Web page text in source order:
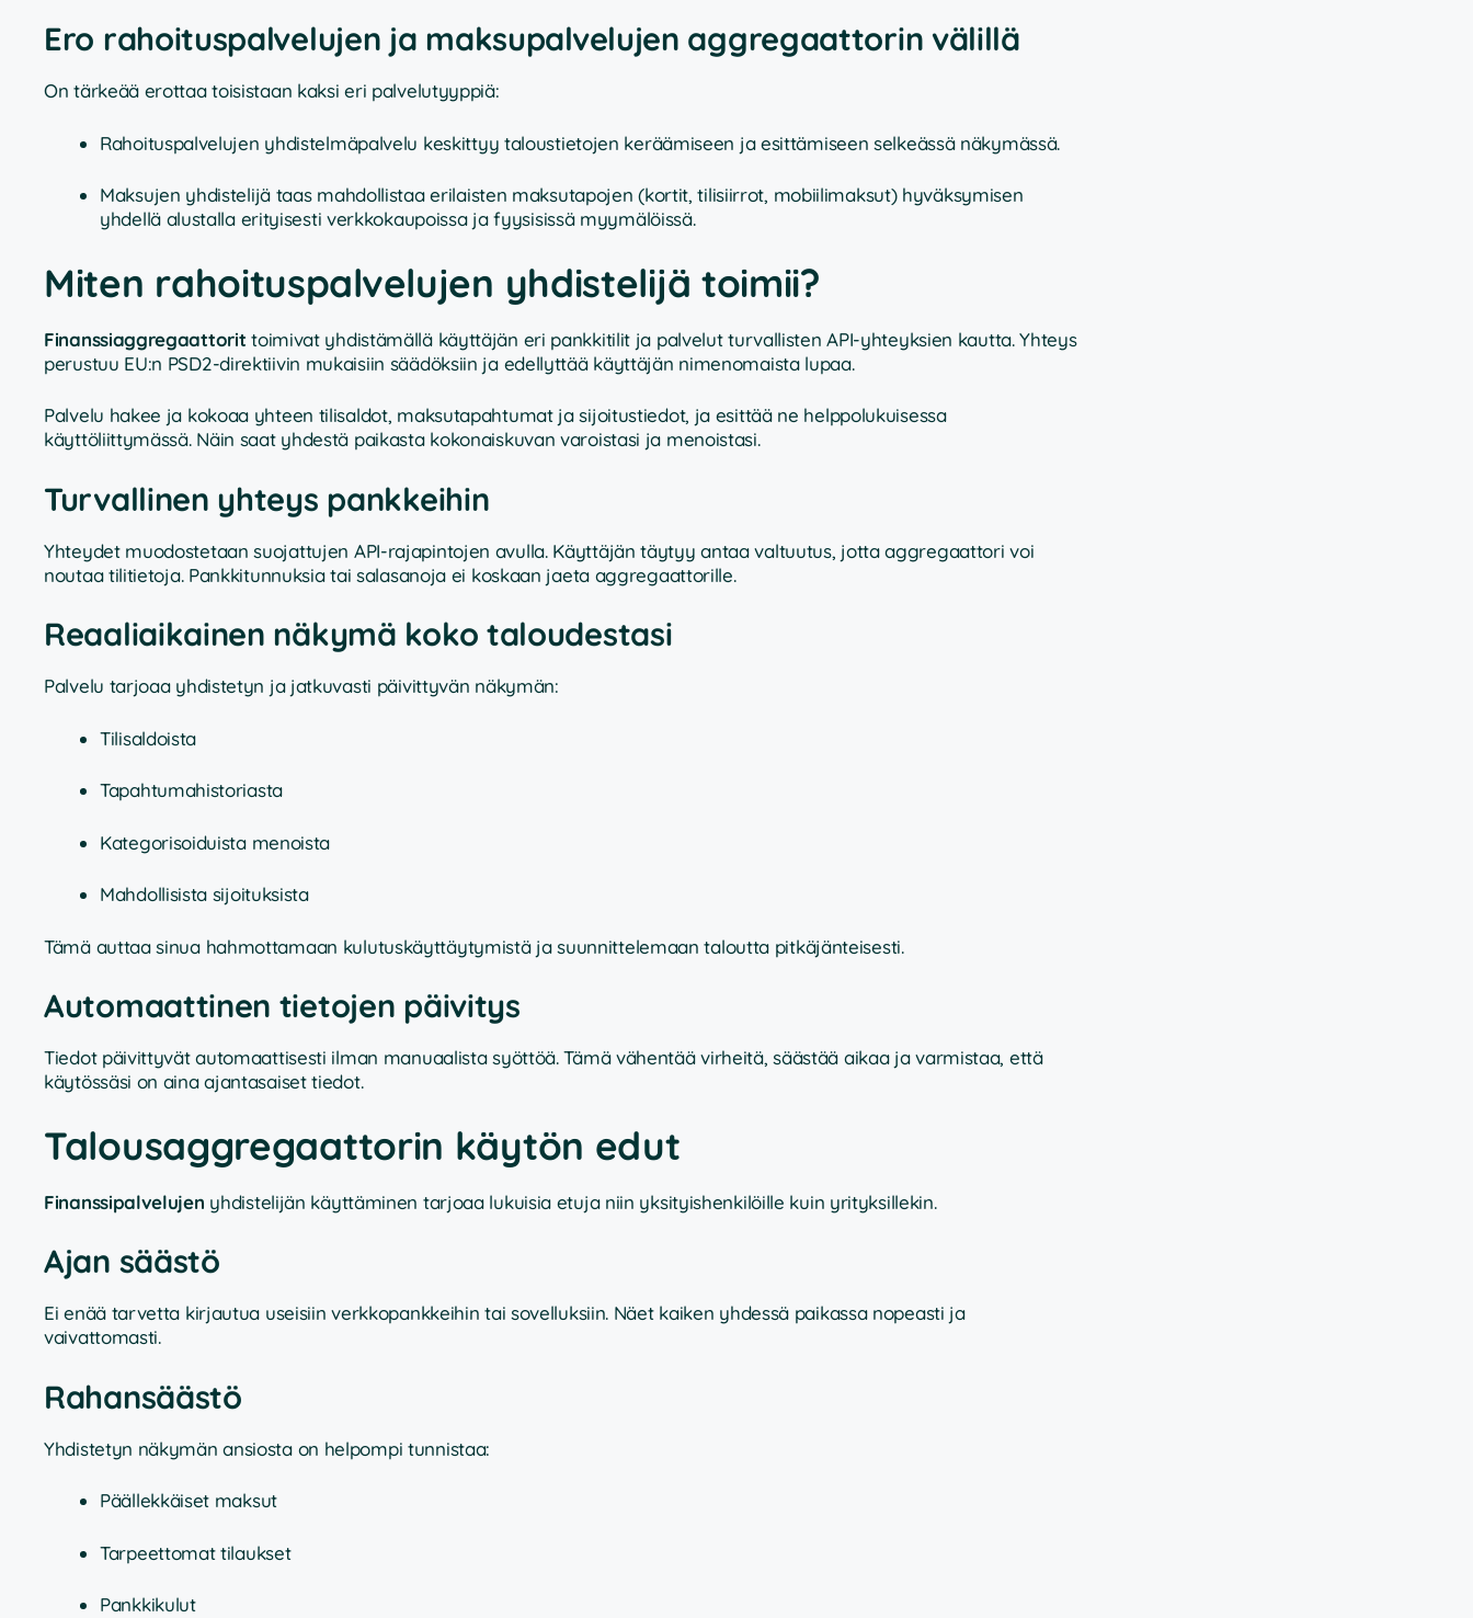
Ero rahoituspalvelujen ja maksupalvelujen aggregaattorin välillä
On tärkeää erottaa toisistaan kaksi eri palvelutyyppiä:
Rahoituspalvelujen yhdistelmäpalvelu keskittyy taloustietojen keräämiseen ja esittämiseen selkeässä näkymässä.
Maksujen yhdistelijä taas mahdollistaa erilaisten maksutapojen (kortit, tilisiirrot, mobiilimaksut) hyväksymisen
yhdellä alustalla erityisesti verkkokaupoissa ja fyysisissä myymälöissä.
Miten rahoituspalvelujen yhdistelijä toimii?
Finanssiaggregaattorittoimivat yhdistämällä käyttäjän eri pankkitilit ja palvelut turvallisten API-yhteyksien kautta. Yhteys
perustuu EU:n PSD2-direktiivin mukaisiin säädöksiin ja edellyttää käyttäjän nimenomaista lupaa.
Palvelu hakee ja kokoaa yhteen tilisaldot, maksutapahtumat ja sijoitustiedot, ja esittää ne helppolukuisessa
käyttöliittymässä. Näin saat yhdestä paikasta kokonaiskuvan varoistasi ja menoistasi.
Turvallinen yhteys pankkeihin
Yhteydet muodostetaan suojattujen API-rajapintojen avulla. Käyttäjän täytyy antaa valtuutus, jotta aggregaattori voi
noutaa tilitietoja. Pankkitunnuksia tai salasanoja ei koskaan jaeta aggregaattorille.
Reaaliaikainen näkymä koko taloudestasi
Palvelu tarjoaa yhdistetyn ja jatkuvasti päivittyvän näkymän:
Tilisaldoista
Tapahtumahistoriasta
Kategorisoiduista menoista
Mahdollisista sijoituksista
Tämä auttaa sinua hahmottamaan kulutuskäyttäytymistä ja suunnittelemaan taloutta pitkäjänteisesti.
Automaattinen tietojen päivitys
Tiedot päivittyvät automaattisesti ilman manuaalista syöttöä. Tämä vähentää virheitä, säästää aikaa ja varmistaa, että
käytössäsi on aina ajantasaiset tiedot.
Talousaggregaattorin käytön edut
Finanssipalvelujen yhdistelijän käyttäminen tarjoaa lukuisia etuja niin yksityishenkilöille kuin yrityksillekin.
Ajan säästö
Ei enää tarvetta kirjautua useisiin verkkopankkeihin tai sovelluksiin. Näet kaiken yhdessä paikassa nopeasti ja
vaivattomasti.
Rahansäästö
Yhdistetyn näkymän ansiosta on helpompi tunnistaa:
Päällekkäiset maksut
Tarpeettomat tilaukset
Pankkikulut